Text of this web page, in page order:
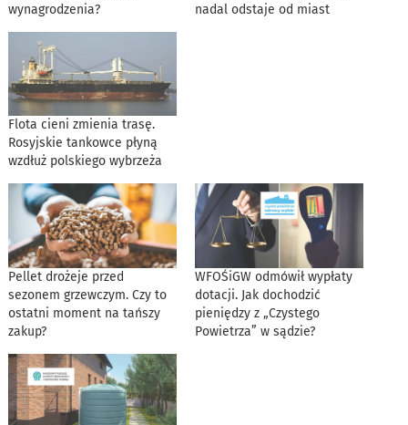
wynagrodzenia?
nadal odstaje od miast
Flota cieni zmienia trasę.
Rosyjskie tankowce płyną
wzdłuż polskiego wybrzeża
Pellet drożeje przed
sezonem grzewczym. Czy to
ostatni moment na tańszy
zakup?
WFOŚiGW odmówił wypłaty
dotacji. Jak dochodzić
pieniędzy z „Czystego
Powietrza” w sądzie?